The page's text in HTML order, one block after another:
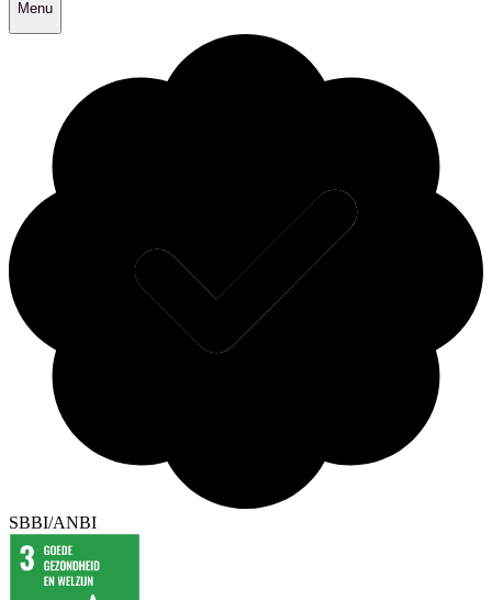
Menu
SBBI/ANBI